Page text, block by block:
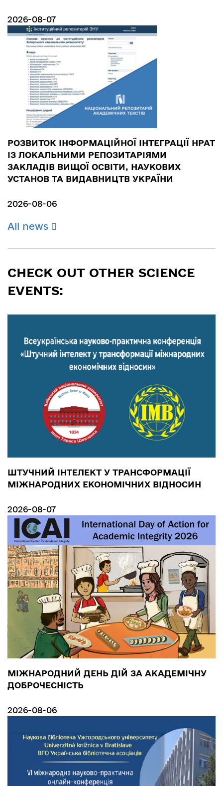
2026-08-07
РОЗВИТОК ІНФОРМАЦІЙНОЇ ІНТЕГРАЦІЇ НРАТ
ІЗ ЛОКАЛЬНИМИ РЕПОЗИТАРІЯМИ
ЗАКЛАДІВ ВИЩОЇ ОСВІТИ, НАУКОВИХ
УСТАНОВ ТА ВИДАВНИЦТВ УКРАЇНИ
2026-08-06
All news
CHECK OUT OTHER SCIENCE
EVENTS:
ШТУЧНИЙ ІНТЕЛЕКТ У ТРАНСФОРМАЦІЇ
МІЖНАРОДНИХ ЕКОНОМІЧНИХ ВІДНОСИН
2026-08-07
МІЖНАРОДНИЙ ДЕНЬ ДІЙ ЗА АКАДЕМІЧНУ
ДОБРОЧЕСНІСТЬ
2026-08-06